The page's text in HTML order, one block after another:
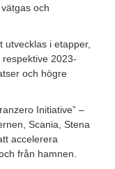
och
utvecklas i etapper,
2023-
och högre
Initiative” –
Scania, Stena
accelerera
från hamnen.